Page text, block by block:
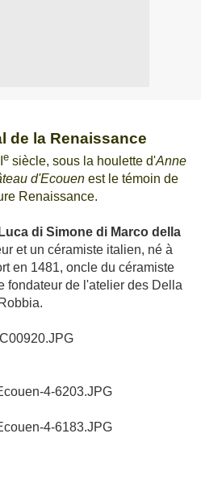
de la Renaissance
e siècle, sous la houlette d'Anne
d'Ecouenest le témoin de
Renaissance.
di Simone di Marco della
et un céramiste italien, né à
en 1481, oncle du céramiste
fondateur de l'atelier des Della
Robbia.